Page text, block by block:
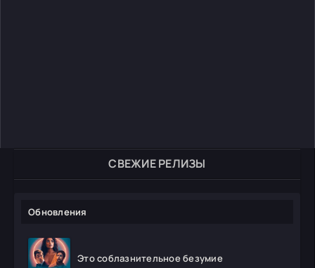
СВЕЖИЕ РЕЛИЗЫ
Обновления
Это соблазнительное безумие